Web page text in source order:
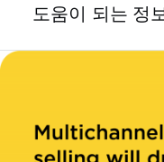
도움이 되는 정